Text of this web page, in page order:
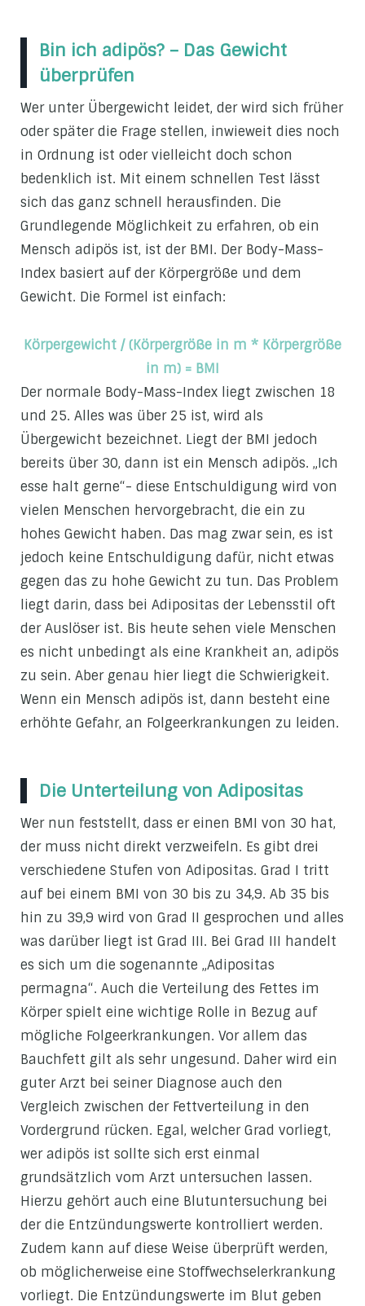
Bin ich adipös? – Das Gewicht
überprüfen
Wer unter Übergewicht leidet, der wird sich früher
oder später die Frage stellen, inwieweit dies noch
in Ordnung ist oder vielleicht doch schon
bedenklich ist. Mit einem schnellen Test lässt
sich das ganz schnell herausfinden. Die
Grundlegende Möglichkeit zu erfahren, ob ein
Mensch adipös ist, ist der BMI. Der Body-Mass-
Index basiert auf der Körpergröße und dem
Gewicht. Die Formel ist einfach:
Körpergewicht / (Körpergröße in m * Körpergröße
in m) = BMI
Der normale Body-Mass-Index liegt zwischen 18
und 25. Alles was über 25 ist, wird als
Übergewicht bezeichnet. Liegt der BMI jedoch
bereits über 30, dann ist ein Mensch adipös. „Ich
esse halt gerne“- diese Entschuldigung wird von
vielen Menschen hervorgebracht, die ein zu
hohes Gewicht haben. Das mag zwar sein, es ist
jedoch keine Entschuldigung dafür, nicht etwas
gegen das zu hohe Gewicht zu tun. Das Problem
liegt darin, dass bei Adipositas der Lebensstil oft
der Auslöser ist. Bis heute sehen viele Menschen
es nicht unbedingt als eine Krankheit an, adipös
zu sein. Aber genau hier liegt die Schwierigkeit.
Wenn ein Mensch adipös ist, dann besteht eine
erhöhte Gefahr, an Folgeerkrankungen zu leiden.
Die Unterteilung von Adipositas
Wer nun feststellt, dass er einen BMI von 30 hat,
der muss nicht direkt verzweifeln. Es gibt drei
verschiedene Stufen von Adipositas. Grad I tritt
auf bei einem BMI von 30 bis zu 34,9. Ab 35 bis
hin zu 39,9 wird von Grad II gesprochen und alles
was darüber liegt ist Grad III. Bei Grad III handelt
es sich um die sogenannte „Adipositas
permagna“. Auch die Verteilung des Fettes im
Körper spielt eine wichtige Rolle in Bezug auf
mögliche Folgeerkrankungen. Vor allem das
Bauchfett gilt als sehr ungesund. Daher wird ein
guter Arzt bei seiner Diagnose auch den
Vergleich zwischen der Fettverteilung in den
Vordergrund rücken. Egal, welcher Grad vorliegt,
wer adipös ist sollte sich erst einmal
grundsätzlich vom Arzt untersuchen lassen.
Hierzu gehört auch eine Blutuntersuchung bei
der die Entzündungswerte kontrolliert werden.
Zudem kann auf diese Weise überprüft werden,
ob möglicherweise eine Stoffwechselerkrankung
vorliegt. Die Entzündungswerte im Blut geben